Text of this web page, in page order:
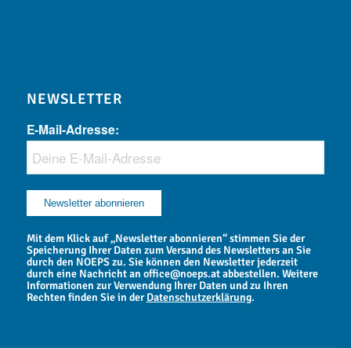
NEWSLETTER
E-Mail-Adresse:
Mit dem Klick auf „Newsletter abonnieren“ stimmen Sie der
Speicherung Ihrer Daten zum Versand des Newsletters an Sie
durch den NOEPS zu. Sie können den Newsletter jederzeit
durch eine Nachricht an office@noeps.at abbestellen. Weitere
Informationen zur Verwendung Ihrer Daten und zu Ihren
Rechten finden Sie in derDatenschutzerklärung.